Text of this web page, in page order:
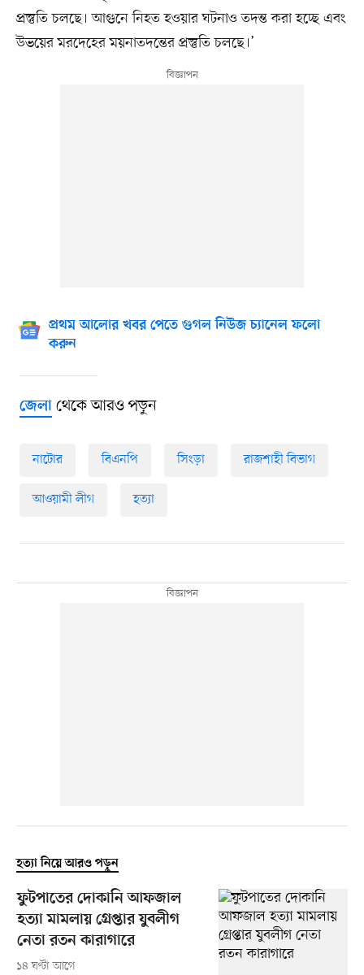
প্রস্তুতি চলছে। আগুনে নিহত হওয়ার ঘটনাও তদন্ত করা হচ্ছে এবং
উভয়ের মরদেহের ময়নাতদন্তের প্রস্তুতি চলছে।’
প্রথম আলোর খবর পেতে গুগল নিউজ চ্যানেল ফলো
করুন
জেলাথেকে আরও পড়ুন
নাটোর বিএনপি সিংড়া রাজশাহী বিভাগ
আওয়ামী লীগ হত্যা
হত্যা নিয়ে আরও পড়ুন
ফুটপাতের দোকানি আফজাল
হত্যা মামলায় গ্রেপ্তার যুবলীগ
নেতা রতন কারাগারে
১৪ ঘণ্টা আগে